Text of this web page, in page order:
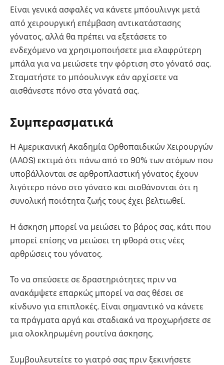
Είναι γενικά ασφαλές να κάνετε μπόουλινγκ μετά
από χειρουργική επέμβαση αντικατάστασης
γόνατος, αλλά θα πρέπει να εξετάσετε το
ενδεχόμενο να χρησιμοποιήσετε μια ελαφρύτερη
μπάλα για να μειώσετε την φόρτιση στο γόνατό σας.
Σταματήστε το μπόουλινγκ εάν αρχίσετε να
αισθάνεστε πόνο στα γόνατά σας.
Συμπερασματικά
Η Αμερικανική Ακαδημία Ορθοπαιδικών Χειρουργών
(AAOS) εκτιμά ότι πάνω από το 90% των ατόμων που
υποβάλλονται σε αρθροπλαστική γόνατος έχουν
λιγότερο πόνο στο γόνατο και αισθάνονται ότι η
συνολική ποιότητα ζωής τους έχει βελτιωθεί.
Η άσκηση μπορεί να μειώσει το βάρος σας, κάτι που
μπορεί επίσης να μειώσει τη φθορά στις νέες
αρθρώσεις του γόνατος.
Το να σπεύσετε σε δραστηριότητες πριν να
ανακάμψετε επαρκώς μπορεί να σας θέσει σε
κίνδυνο για επιπλοκές. Είναι σημαντικό να κάνετε
τα πράγματα αργά και σταδιακά να προχωρήσετε σε
μια ολοκληρωμένη ρουτίνα άσκησης.
Συμβουλευτείτε το γιατρό σας πριν ξεκινήσετε